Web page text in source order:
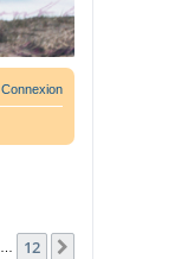
Connexion
12